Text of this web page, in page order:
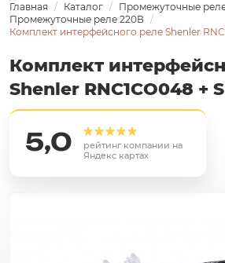
Главная Каталог
Промежуточные
Промежуточные реле 220В
Комплект интерфейсного реле Shenler
Комплект
Shenler RNC1CO048 +
5,0
рейтинг компании на
Яндекс картах